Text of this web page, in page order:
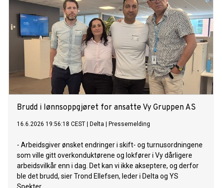
Brudd i lønnsoppgjøret for ansatte Vy Gruppen AS
16.6.2026 19:56:18 CEST Delta Pressemelding
- Arbeidsgiver ønsket endringer i skift- og turnusordningene
som ville gitt overkonduktørene og lokfører i Vy dårligere
arbeidsvilkår enn i dag. Det kan vi ikke akseptere, og derfor
ble det brudd, sier Trond Ellefsen, leder i Delta og YS